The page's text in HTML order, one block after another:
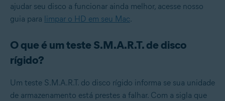
ajudar seu disco a funcionar ainda melhor, acesse nosso
guia para limpar o HD em seu Mac.
O que é um teste S.M.A.R.T. de disco
rígido?
Um teste S.M.A.R.T. do disco rígido informa se sua unidade
de armazenamento está prestes a falhar. Com a sigla que